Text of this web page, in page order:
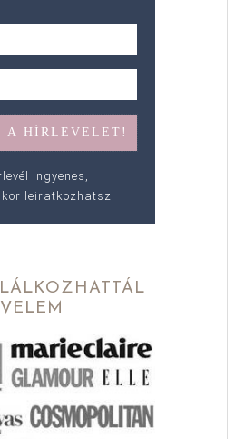
ingyenes,
leiratkozhatsz.
VELEM